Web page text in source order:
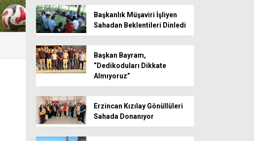
Başkanlık Müşaviri İşliyen
Sahadan Beklentileri Dinledi
Başkan Bayram,
“Dedikoduları Dikkate
Almıyoruz”
Erzincan Kızılay Gönüllüleri
Sahada Donanıyor